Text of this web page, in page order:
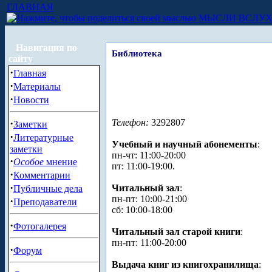
ГЛАВНАЯ
МЫСЛИ ВСЛУХ
Навигация по
сайту
·Главная
·Материалы
·Новости
·Заметки
·Литературные
заметки
·Особое мнение
·Комментарии
·Публичные дела
·Преподаватели
·Фотогалерея
·Форум
Библиотека
Телефон: 3292807
Учебный и научный абонементы:
пн-чт: 11:00-20:00
пт: 11:00-19:00.
Читальный зал:
пн-пт: 10:00-21:00
сб: 10:00-18:00
Читальный зал старой книги:
пн-пт: 11:00-20:00
Выдача книг из книгохранилища: